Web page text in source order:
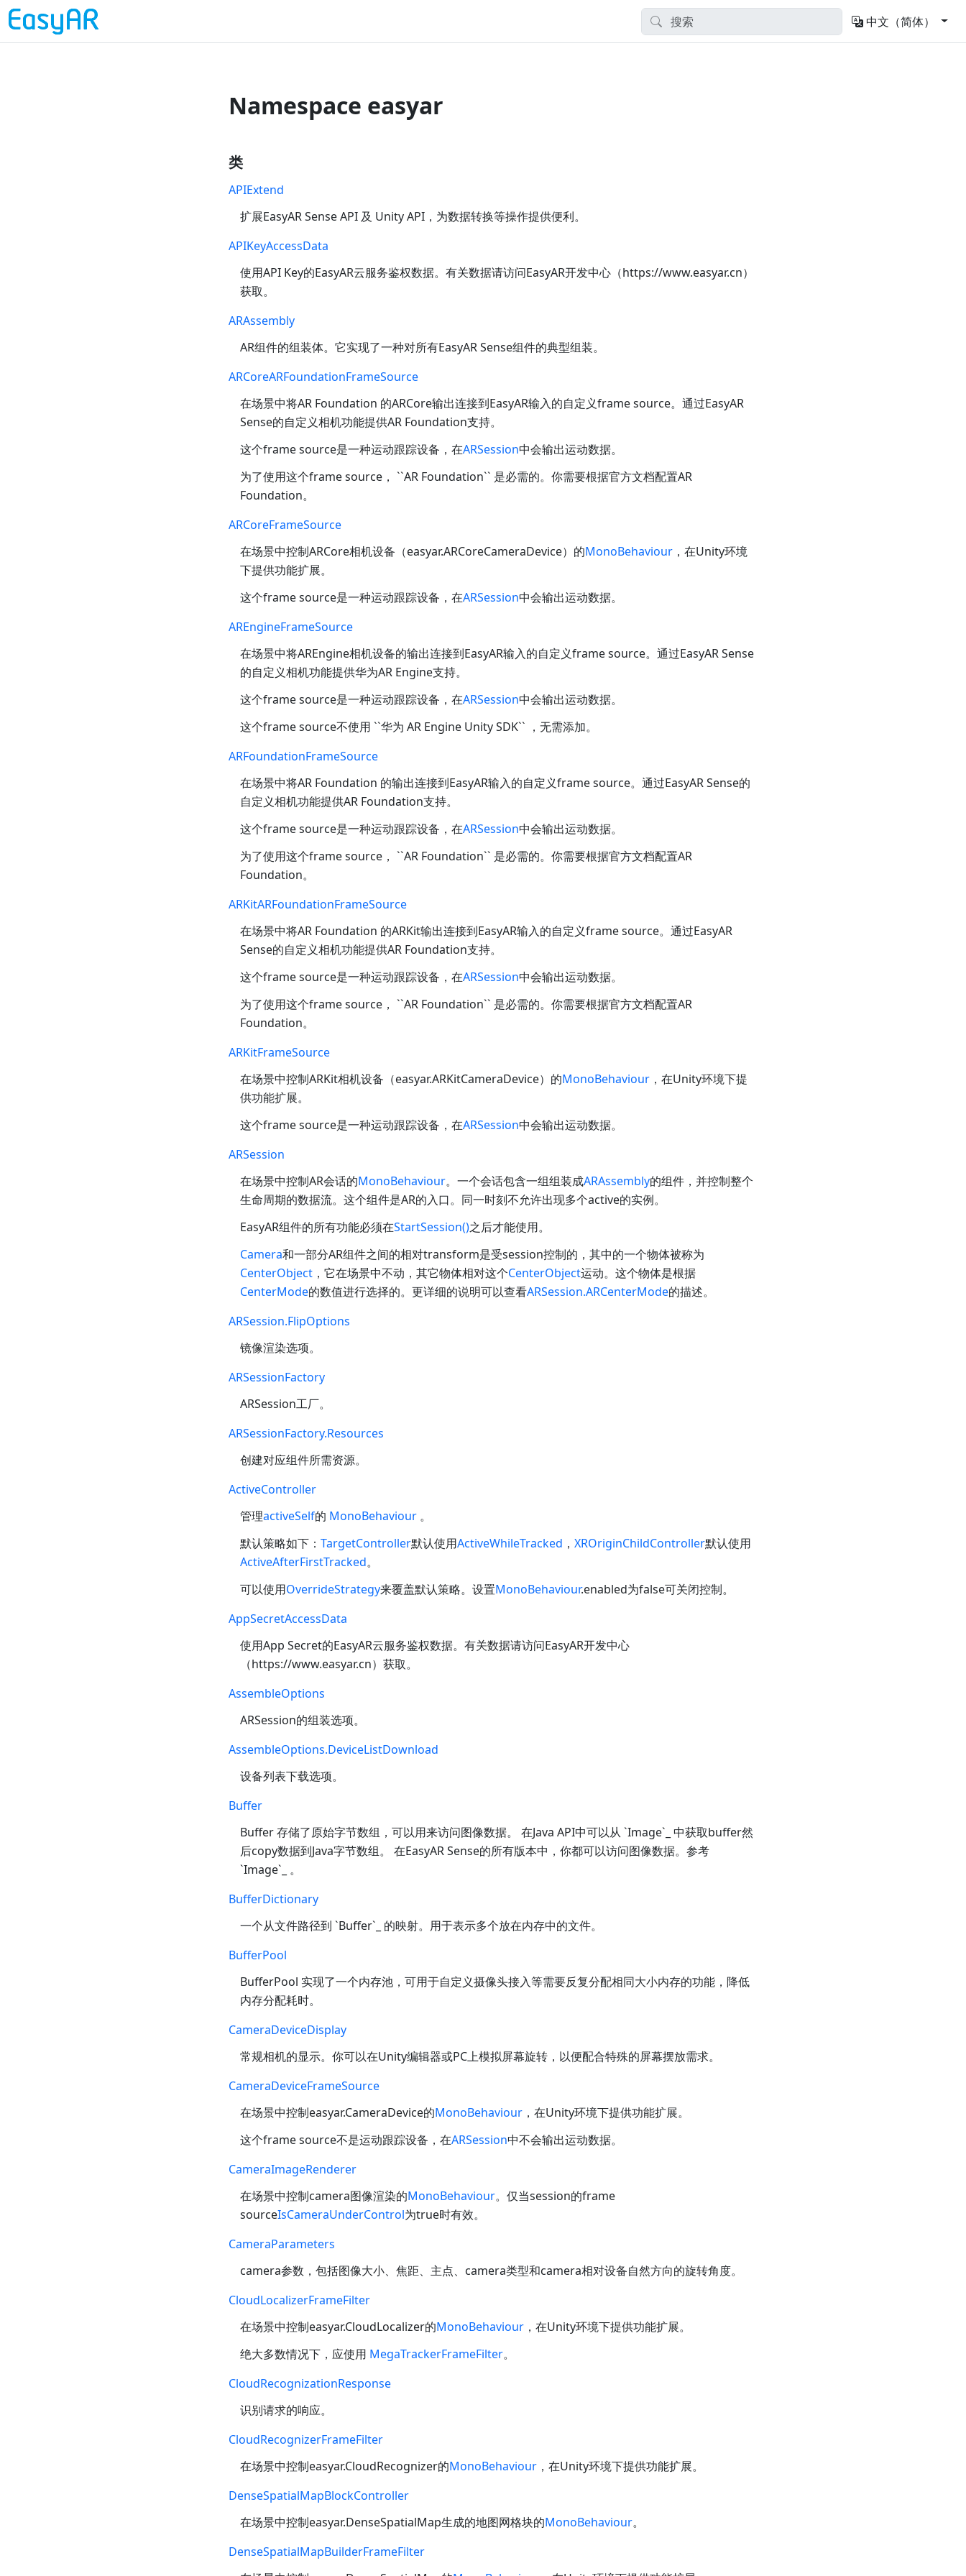
中文（简体）
Namespace easyar
类
APIExtend
扩展EasyAR Sense API 及 Unity API，为数据转换等操作提供便利。
APIKeyAccessData
使用API Key的EasyAR云服务鉴权数据。有关数据请访问EasyAR开发中心（https://www.easyar.cn）
获取。
ARAssembly
AR组件的组装体。它实现了一种对所有EasyAR Sense组件的典型组装。
ARCoreARFoundationFrameSource
在场景中将AR Foundation 的ARCore输出连接到EasyAR输入的自定义frame source。通过EasyAR
Sense的自定义相机功能提供AR Foundation支持。
这个frame source是一种运动跟踪设备，在ARSession中会输出运动数据。
为了使用这个frame source， ``AR Foundation`` 是必需的。你需要根据官方文档配置AR
Foundation。
ARCoreFrameSource
在场景中控制ARCore相机设备（easyar.ARCoreCameraDevice）的MonoBehaviour，在Unity环境
下提供功能扩展。
这个frame source是一种运动跟踪设备，在ARSession中会输出运动数据。
AREngineFrameSource
在场景中将AREngine相机设备的输出连接到EasyAR输入的自定义frame source。通过EasyAR Sense
的自定义相机功能提供华为AR Engine支持。
这个frame source是一种运动跟踪设备，在ARSession中会输出运动数据。
这个frame source不使用 ``华为 AR Engine Unity SDK`` ，无需添加。
ARFoundationFrameSource
在场景中将AR Foundation 的输出连接到EasyAR输入的自定义frame source。通过EasyAR Sense的
自定义相机功能提供AR Foundation支持。
这个frame source是一种运动跟踪设备，在ARSession中会输出运动数据。
为了使用这个frame source， ``AR Foundation`` 是必需的。你需要根据官方文档配置AR
Foundation。
ARKitARFoundationFrameSource
在场景中将AR Foundation 的ARKit输出连接到EasyAR输入的自定义frame source。通过EasyAR
Sense的自定义相机功能提供AR Foundation支持。
这个frame source是一种运动跟踪设备，在ARSession中会输出运动数据。
为了使用这个frame source， ``AR Foundation`` 是必需的。你需要根据官方文档配置AR
Foundation。
ARKitFrameSource
在场景中控制ARKit相机设备（easyar.ARKitCameraDevice）的MonoBehaviour，在Unity环境下提
供功能扩展。
这个frame source是一种运动跟踪设备，在ARSession中会输出运动数据。
ARSession
在场景中控制AR会话的MonoBehaviour。一个会话包含一组组装成ARAssembly的组件，并控制整个
生命周期的数据流。这个组件是AR的入口。同一时刻不允许出现多个active的实例。
EasyAR组件的所有功能必须在StartSession()之后才能使用。
Camera和一部分AR组件之间的相对transform是受session控制的，其中的一个物体被称为
CenterObject，它在场景中不动，其它物体相对这个CenterObject运动。这个物体是根据
CenterMode的数值进行选择的。更详细的说明可以查看ARSession.ARCenterMode的描述。
ARSession.FlipOptions
镜像渲染选项。
ARSessionFactory
ARSession工厂。
ARSessionFactory.Resources
创建对应组件所需资源。
ActiveController
管理activeSelf的 MonoBehaviour。
默认策略如下： TargetController默认使用ActiveWhileTracked ， XROriginChildController默认使用
ActiveAfterFirstTracked。
可以使用OverrideStrategy来覆盖默认策略。设置MonoBehaviour.enabled为false可关闭控制。
AppSecretAccessData
使用App Secret的EasyAR云服务鉴权数据。有关数据请访问EasyAR开发中心
（https://www.easyar.cn）获取。
AssembleOptions
ARSession的组装选项。
AssembleOptions.DeviceListDownload
设备列表下载选项。
Buffer
Buffer 存储了原始字节数组，可以用来访问图像数据。 在Java API中可以从 `Image`_ 中获取buffer然
后copy数据到Java字节数组。 在EasyAR Sense的所有版本中，你都可以访问图像数据。参考
`Image`_ 。
BufferDictionary
一个从文件路径到 `Buffer`_ 的映射。用于表示多个放在内存中的文件。
BufferPool
BufferPool 实现了一个内存池，可用于自定义摄像头接入等需要反复分配相同大小内存的功能，降低
内存分配耗时。
CameraDeviceDisplay
常规相机的显示。你可以在Unity编辑器或PC上模拟屏幕旋转，以便配合特殊的屏幕摆放需求。
CameraDeviceFrameSource
在场景中控制easyar.CameraDevice的MonoBehaviour，在Unity环境下提供功能扩展。
这个frame source不是运动跟踪设备，在ARSession中不会输出运动数据。
CameraImageRenderer
在场景中控制camera图像渲染的MonoBehaviour。仅当session的frame
sourceIsCameraUnderControl为true时有效。
CameraParameters
camera参数，包括图像大小、焦距、主点、camera类型和camera相对设备自然方向的旋转角度。
CloudLocalizerFrameFilter
在场景中控制easyar.CloudLocalizer的MonoBehaviour，在Unity环境下提供功能扩展。
绝大多数情况下，应使用 MegaTrackerFrameFilter。
CloudRecognizationResponse
识别请求的响应。
CloudRecognizerFrameFilter
在场景中控制easyar.CloudRecognizer的MonoBehaviour，在Unity环境下提供功能扩展。
DenseSpatialMapBlockController
在场景中控制easyar.DenseSpatialMap生成的地图网格块的MonoBehaviour。
DenseSpatialMapBuilderFrameFilter